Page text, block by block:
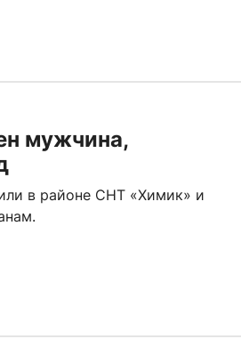
мужчина,
в районе СНТ «Химик» и